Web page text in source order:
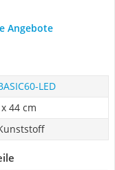
Angebote
LED
44 cm